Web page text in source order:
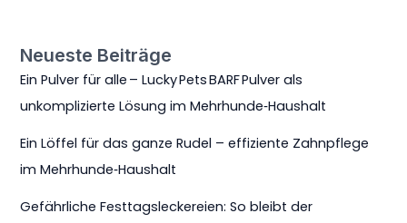
Neueste Beiträge
Ein Pulver für alle – Lucky Pets BARF Pulver als
unkomplizierte Lösung im Mehrhunde‑Haushalt
Ein Löffel für das ganze Rudel – effiziente Zahnpflege
im Mehrhunde‑Haushalt
Gefährliche Festtagsleckereien: So bleibt der